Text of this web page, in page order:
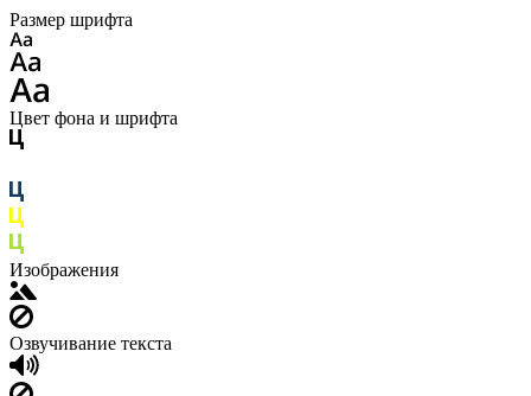
Размер шрифта
Цвет фона и шрифта
Изображения
Озвучивание текста